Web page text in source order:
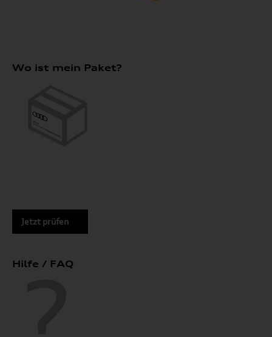
Wo ist mein Paket?
Jetzt prüfen
Hilfe / FAQ